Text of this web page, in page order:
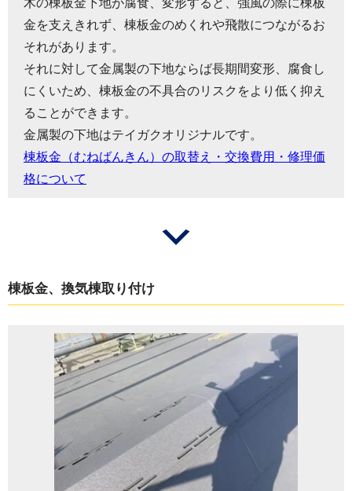
金を支えきれず、棟板金のめくれや飛散につながるお
それがあります。
それに対して金属製の下地ならば長期間変形、腐食し
にくいため、棟板金の不具合のリスクをより低く抑え
ることができます。
金属製の下地はテイガクオリジナルです。
棟板金（むねばんきん）の取替え・交換費用・修理価
格について
棟板金、換気棟取り付け